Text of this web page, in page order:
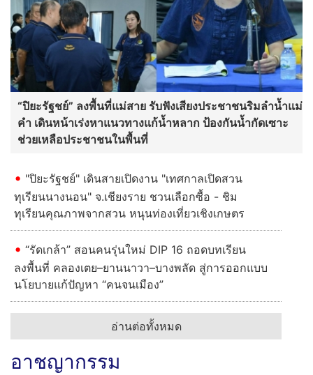
“ปิยะรัฐชย์” ลงพื้นที่แม่สาย รับฟังเสียงประชาชนริมลำน้ำแม่
คำ เดินหน้าเร่งหาแนวทางแก้น้ำหลาก ป้องกันน้ำกัดเซาะ
ช่วยเหลือประชาชนในพื้นที่
"ปิยะรัฐชย์" เดินสายเปิดงาน "เทศกาลเปิดสวน
ทุเรียนนางนอน" จ.เชียงราย ชวนเลือกซื้อ - ชิม
ทุเรียนคุณภาพจากสวน หนุนท่องเที่ยวเชิงเกษตร
“รัดเกล้า” สอนคนรุ่นใหม่ DIP 16 ถอดบทเรียน
ลงพื้นที่ คลองเตย–ยานนาวา–บางพลัด สู่การออกแบบ
นโยบายแก้ปัญหา “คนจนเมือง”
อ่านต่อทั้งหมด
อาชญากรรม